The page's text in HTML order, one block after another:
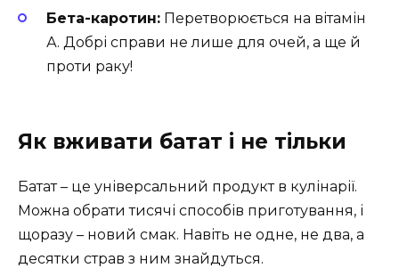
Бета-каротин: Перетворюється на вітамін
А. Добрі справи не лише для очей, а ще й
проти раку!
Як вживати батат і не тільки
Батат – це універсальний продукт в кулінарії.
Можна обрати тисячі способів приготування, і
щоразу – новий смак. Навіть не одне, не два, а
десятки страв з ним знайдуться.